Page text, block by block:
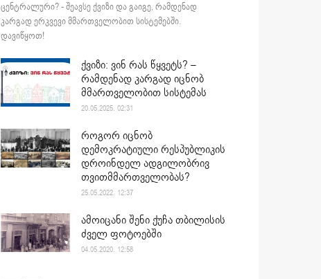
ცენტრალური? - შეავსე ქვიზი და გაიგე, რამდენად
კარგად ერკვევი მმართველობით სისტემებში.
დავიწყოთ!
ქვიზი: ვინ რას წყვეტს? –
რამდენად კარგად იცნობ
მმართველობით სისტემას
20.05.2025. 02:31
როგორ იცნობ
დემოკრატიული რესპუბლიკის
დროინდელ ადგილობრივ
თვითმმართველობას?
25.05.2022. 12:37
ამოიცანი შენი ქუჩა თბილისის
ძველ ფოტოებში
04.05.2020. 12:58